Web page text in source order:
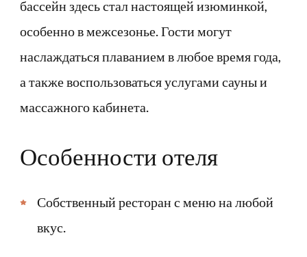
бассейн здесь стал настоящей изюминкой,
особенно в межсезонье. Гости могут
наслаждаться плаванием в любое время года,
а также воспользоваться услугами сауны и
массажного кабинета.
Особенности отеля
Собственный ресторан с меню на любой
вкус.